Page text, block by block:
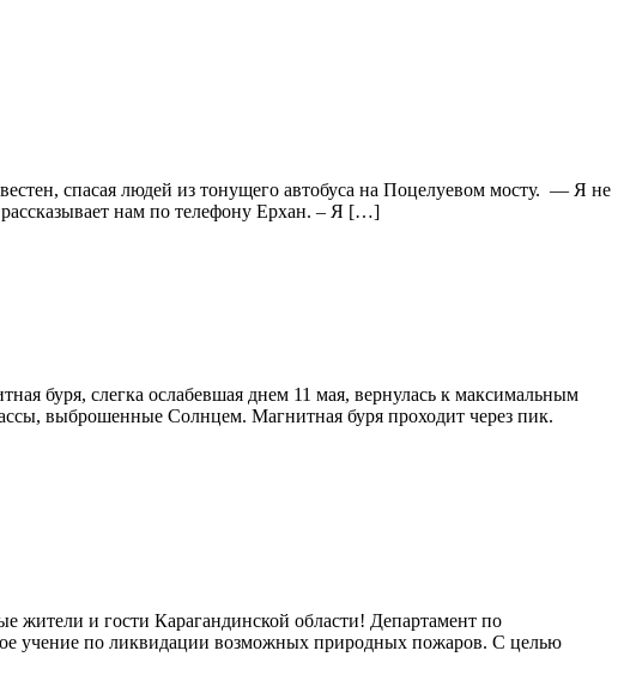
спасая людей из тонущего автобуса на Поцелуевом мосту. — Я не
нам по телефону Ерхан. – Я […]
буря, слегка ослабевшая днем 11 мая, вернулась к максимальным
выброшенные Солнцем. Магнитная буря проходит через пик.
жители и гости Карагандинской области! Департамент по
учение по ликвидации возможных природных пожаров. С целью